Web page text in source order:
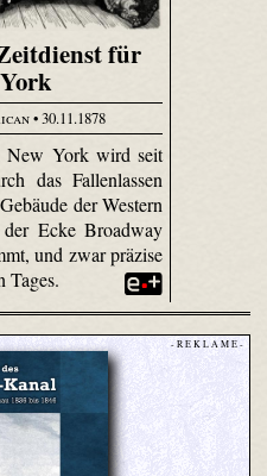
für
• 30.11.1878
New York wird seit
das Fallenlassen
der Western
Ecke Broadway
und zwar präzise
Tages.
- R E K L A M E -